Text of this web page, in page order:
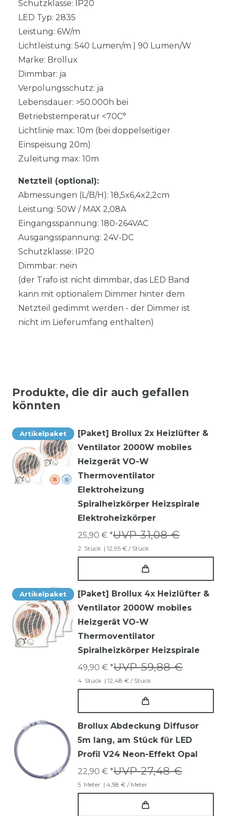
Schutzklasse: IP20
LED Typ: 2835
Leistung: 6W/m
Lichtleistung: 540 Lumen/m | 90 Lumen/W
Marke: Brollux
Dimmbar: ja
Verpolungsschutz: ja
Lebensdauer: >50.000h bei
Betriebstemperatur <70C°
Lichtlinie max: 10m (bei doppelseitiger
Einspeisung 20m)
Zuleitung max: 10m
Netzteil (optional):
Abmessungen (L/B/H): 18,5x6,4x2,2cm
Leistung: 50W / MAX 2,08A
Eingangsspannung: 180-264VAC
Ausgangsspannung: 24V-DC
Schutzklasse: IP20
Dimmbar: nein
(der Trafo ist nicht dimmbar, das LED Band
kann mit optionalem Dimmer hinter dem
Netzteil gedimmt werden - der Dimmer ist
nicht im Lieferumfang enthalten)
Produkte, die dir auch gefallen
könnten
Artikelpaket
[Paket] Brollux 2x Heizlüfter &
Ventilator 2000W mobiles
Heizgerät VO-W
Thermoventilator
Elektroheizung
Spiralheizkörper Heizspirale
Elektroheizkörper
UVP 31,08 €
25,90 € *
2 Stück | 12,95 € / Stück
Artikelpaket
[Paket] Brollux 4x Heizlüfter &
Ventilator 2000W mobiles
Heizgerät VO-W
Thermoventilator
Spiralheizkörper Heizspirale
UVP 59,88 €
49,90 € *
4 Stück | 12,48 € / Stück
Brollux Abdeckung Diffusor
5m lang, am Stück für LED
Profil V24 Neon-Effekt Opal
UVP 27,48 €
22,90 € *
5 Meter | 4,58 € / Meter